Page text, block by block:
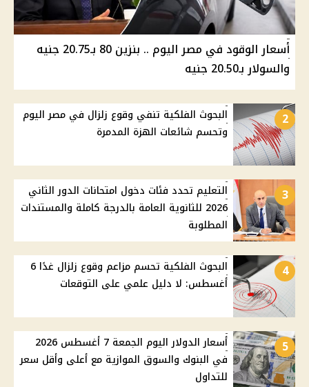
أسعار الوقود في مصر اليوم .. بنزين 80 بـ20.75 جنيه
والسولار بـ20.50 جنيه
2
البحوث الفلكية تنفي وقوع زلزال في مصر اليوم
وتحسم شائعات الهزة المدمرة
3
التعليم تحدد فئات دخول امتحانات الدور الثاني
2026 للثانوية العامة بالدرجة كاملة والمستندات
المطلوبة
4
البحوث الفلكية تحسم مزاعم وقوع زلزال غدًا 6
أغسطس: لا دليل علمي على التوقعات
5
أسعار الدولار اليوم الجمعة 7 أغسطس 2026
في البنوك والسوق الموازية مع أعلى وأقل سعر
للتداول